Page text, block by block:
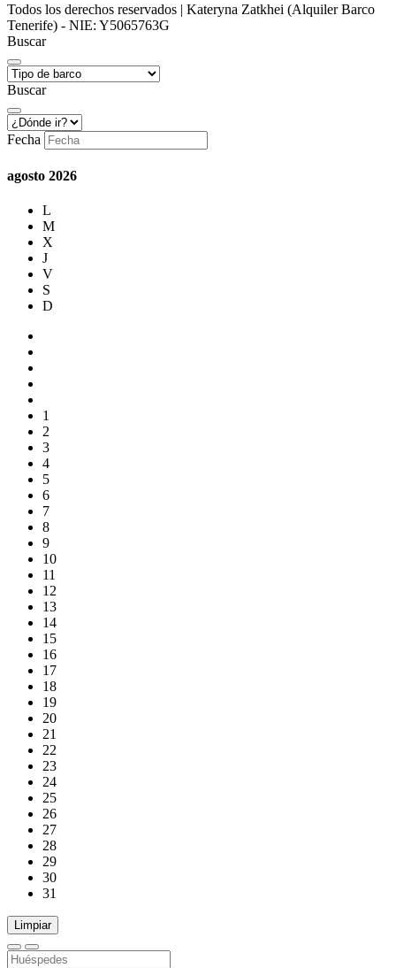
Todos los derechos reservados | Kateryna Zatkhei (Alquiler Barco
Tenerife) - NIE: Y5065763G
Buscar
Buscar
Fecha
agosto 2026
L
M
X
J
V
S
D
1
2
3
4
5
6
7
8
9
10
11
12
13
14
15
16
17
18
19
20
21
22
23
24
25
26
27
28
29
30
31
Limpiar